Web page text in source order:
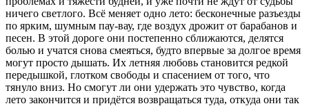
ничего светлого. Всё меняет одно лето: бесконечные разъезды
по ярким, шумным пау-вау, где воздух дрожит от барабанов и
песен. В этой дороге они постепенно сближаются, делятся
болью и учатся снова смеяться, будто впервые за долгое время
могут просто дышать. Их летняя любовь становится редкой
передышкой, глотком свободы и спасением от того, что
тянуло вниз. Но смогут ли они удержать это чувство, когда
лето закончится и придётся возвращаться туда, откуда они так